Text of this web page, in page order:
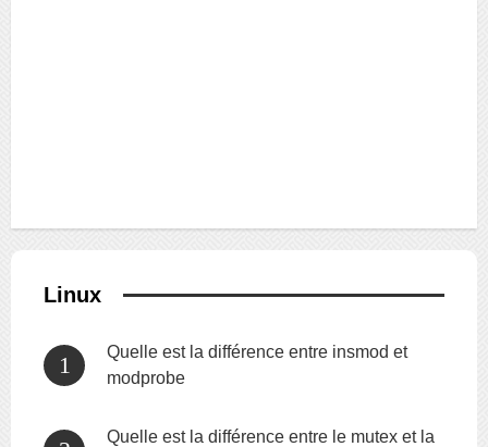
Linux
Quelle est la différence entre insmod et
modprobe
Quelle est la différence entre le mutex et la